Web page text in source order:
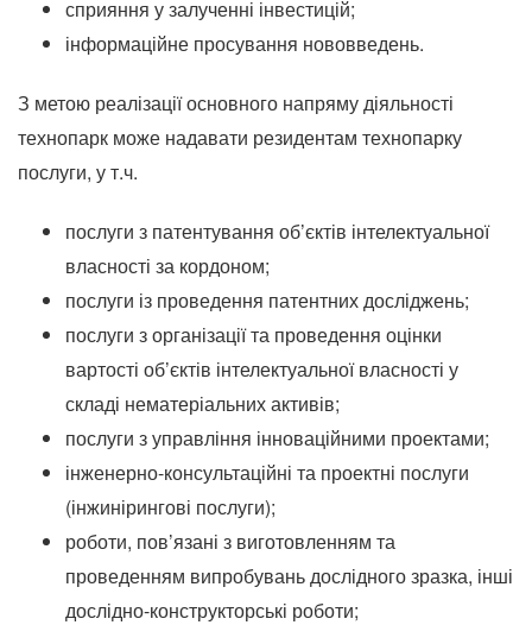
сприяння у залученні інвестицій;
інформаційне просування нововведень.
З метою реалізації основного напряму діяльності
технопарк може надавати резидентам технопарку
послуги, у т.ч.
послуги з патентування об’єктів інтелектуальної
власності за кордоном;
послуги із проведення патентних досліджень;
послуги з організації та проведення оцінки
вартості об’єктів інтелектуальної власності у
складі нематеріальних активів;
послуги з управління інноваційними проектами;
інженерно-консультаційні та проектні послуги
(інжинірингові послуги);
роботи, пов’язані з виготовленням та
проведенням випробувань дослідного зразка, інші
дослідно-конструкторські роботи;